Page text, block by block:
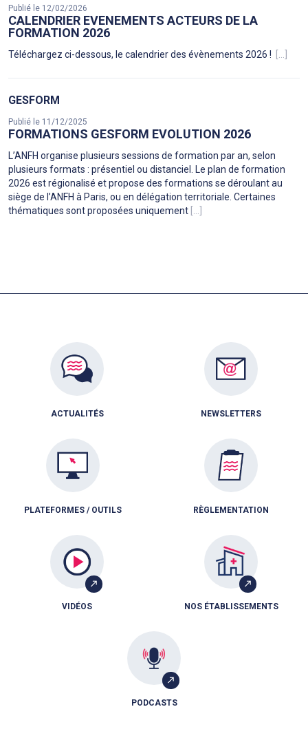
Publié le 12/02/2026
CALENDRIER EVENEMENTS ACTEURS DE LA
FORMATION 2026
Téléchargez ci-dessous, le calendrier des évènements 2026 ! [...]
GESFORM
Publié le 11/12/2025
FORMATIONS GESFORM EVOLUTION 2026
L’ANFH organise plusieurs sessions de formation par an, selon
plusieurs formats : présentiel ou distanciel. Le plan de formation
2026 est régionalisé et propose des formations se déroulant au
siège de l’ANFH à Paris, ou en délégation territoriale. Certaines
thématiques sont proposées uniquement [...]
ACTUALITÉS NEWSLETTERS
PLATEFORMES / OUTILS RÈGLEMENTATION
VIDÉOS NOS ÉTABLISSEMENTS
PODCASTS